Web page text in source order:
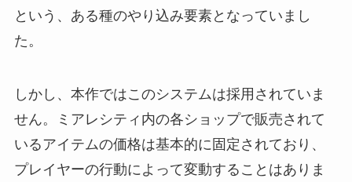
という、ある種のやり込み要素となっていまし
た。
しかし、本作ではこのシステムは採用されていま
せん。ミアレシティ内の各ショップで販売されて
いるアイテムの価格は基本的に固定されており、
プレイヤーの行動によって変動することはありま